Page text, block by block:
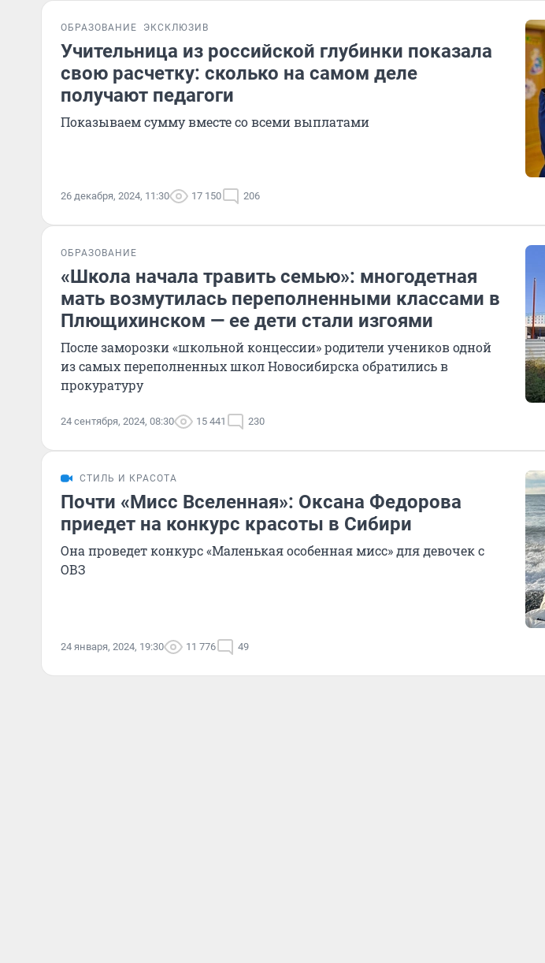
ОБРАЗОВАНИЕ ЭКСКЛЮЗИВ
Учительница из российской глубинки показала
свою расчетку: сколько на самом деле
получают педагоги
Показываем сумму вместе со всеми выплатами
26 декабря, 2024, 11:30 17 150 206
ОБРАЗОВАНИЕ
«Школа начала травить семью»: многодетная
мать возмутилась переполненными классами в
Плющихинском — ее дети стали изгоями
После заморозки «школьной концессии» родители учеников одной
из самых переполненных школ Новосибирска обратились в
прокуратуру
24 сентября, 2024, 08:30 15 441 230
СТИЛЬ И КРАСОТА
Почти «Мисс Вселенная»: Оксана Федорова
приедет на конкурс красоты в Сибири
Она проведет конкурс «Маленькая особенная мисс» для девочек с
ОВЗ
24 января, 2024, 19:30 11 776 49